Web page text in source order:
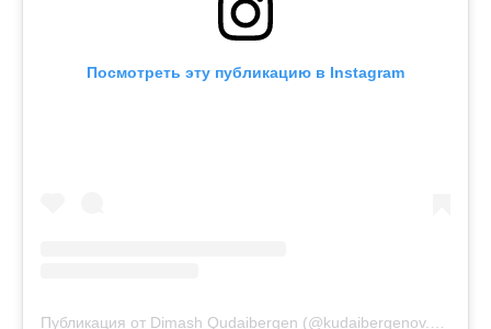
Посмотреть эту публикацию в Instagram